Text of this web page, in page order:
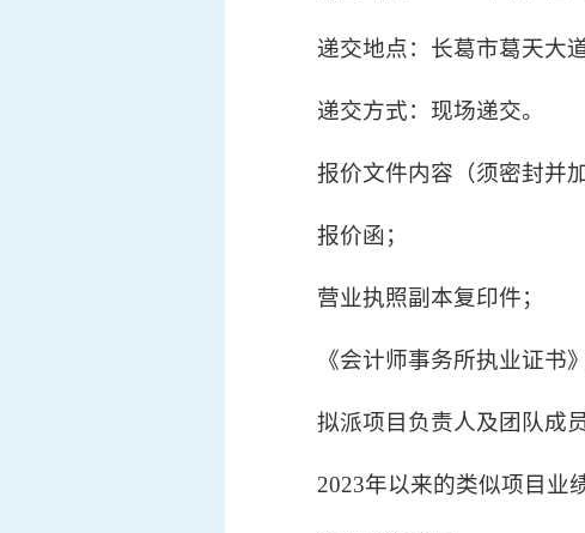
递交地点：长葛市葛天大
递交方式：现场递交。
报价文件内容（须密封并
报价函；
营业执照副本复印件；
《会计师事务所执业证书
拟派项目负责人及团队成
2023年以来的类似项目业